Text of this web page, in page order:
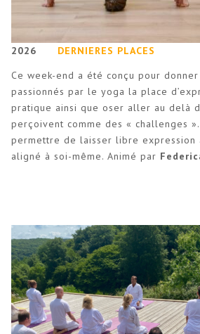
2026
DERNIERES PLACES
Ce week-end a été conçu pour
passionnés par le yoga la place
pratique ainsi que oser aller au delà
perçoivent comme des « challenges
permettre de laisser libre expression
aligné à soi-même. Animé par